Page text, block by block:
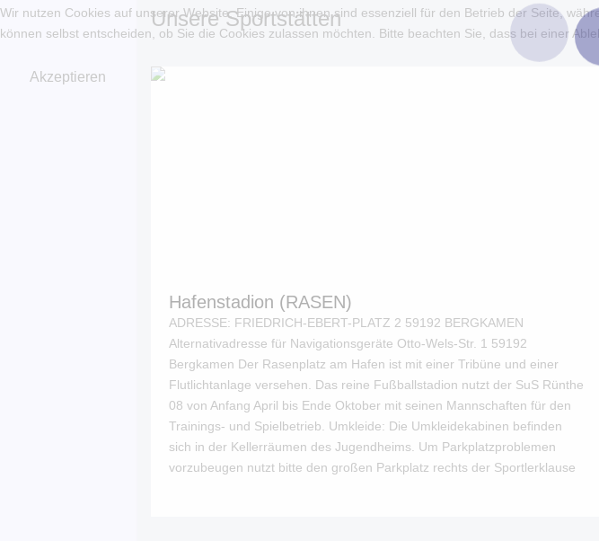
Unsere Sportstätten
Hafenstadion (RASEN)
ADRESSE: FRIEDRICH-EBERT-PLATZ 2 59192 BERGKAMEN
Alternativadresse für Navigationsgeräte Otto-Wels-Str. 1 59192
Bergkamen Der Rasenplatz am Hafen ist mit einer Tribüne und einer
Flutlichtanlage versehen. Das reine Fußballstadion nutzt der SuS Rünthe
08 von Anfang April bis Ende Oktober mit seinen Mannschaften für den
Trainings- und Spielbetrieb. Umkleide: Die Umkleidekabinen befinden
sich in der Kellerräumen des Jugendheims. Um Parkplatzproblemen
vorzubeugen nutzt bitte den großen Parkplatz rechts der Sportlerklause
Wir nutzen Cookies auf unserer Website. Einige von ihnen sind essenziell für den Betrieb der Seite,
können selbst entscheiden, ob Sie die Cookies zulassen möchten. Bitte beachten Sie, dass bei einer
Akzeptieren